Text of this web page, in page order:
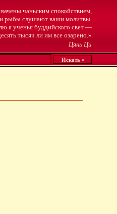
чаньским спокойствием,
рыбы слушают ваши молитвы.
я ученья буддийского свет —
тысяч ли им все озарено.»
Цянь Ци